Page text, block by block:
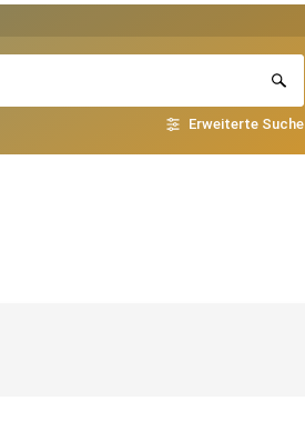
Erweiterte Suche